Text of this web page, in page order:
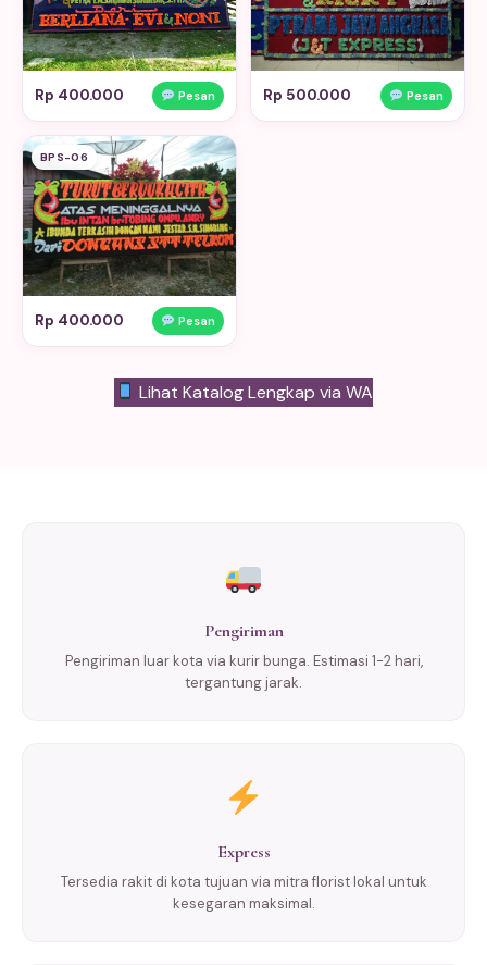
Rp 400.000 Pesan Rp 500.000 Pesan
BPS-06
Rp 400.000 Pesan
Lihat Katalog Lengkap via WA
Pengiriman
Pengiriman luar kota via kurir bunga. Estimasi 1-2 hari,
tergantung jarak.
Express
Tersedia rakit di kota tujuan via mitra florist lokal untuk
kesegaran maksimal.